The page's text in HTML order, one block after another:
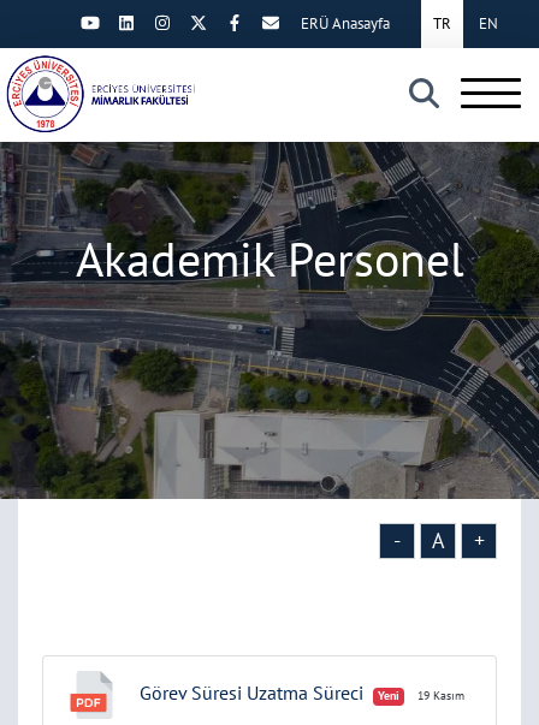
×
TR EN
ERÜ Anasayfa
Akademik Personel
- A +
Görev Süresi Uzatma Süreci Yeni 19 Kasım